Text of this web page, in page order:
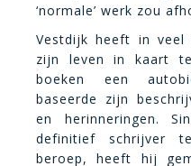
‘normale’ werk zou
Vestdijk heeft in
zijn leven in kaart
boeken een
baseerde zijn
en herinneringen.
definitief schrijver
beroep, heeft hij